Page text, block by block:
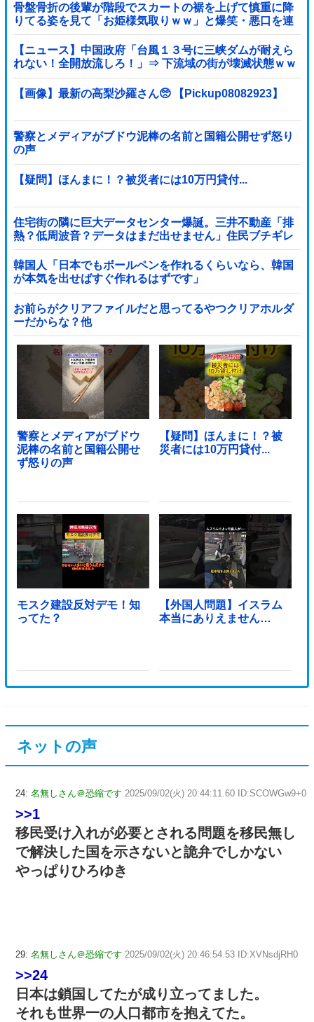
骨盤骨折の後輩が階段でスカートの裾を上げて慎重に降
りてる姿を見て「お姫様気取りｗｗ」と爆笑・悪口を連
発する社内彼女！事故背景を知りながらマウントと嫉妬
で嘲笑する性根の汚さに一気に冷めた・・・
【ニュース】中国政府「台風１３号に三峡ダムが耐えら
れない！全開放流しろ！」⇒ 下流域の街が壊滅状態ｗｗ
ｗｗｗ
【画像】最新の高梨沙羅さん🥺 【Pickup08082923】
警察とメディアがブドウ泥棒の名前と国籍公開せず怒り
の声
【疑問】ほんまに！？被災者には10万円貸付...
住宅街の隣に巨大データセンター爆誕。三井不動産「排
熱？低周波音？データはまだ出せません」住民ブチギレ
韓国人「日本でもボールペンを作れるくらいなら、韓国
が本気を出せばすぐ作れるはずです」
お前らがクリアファイルだと思ってるやつクリアホルダ
ーだからな？他
警察とメディアがブドウ
泥棒の名前と国籍公開せ
ず怒りの声
【疑問】ほんまに！？被
災者には10万円貸付...
モスク建設反対デモ！知
ってた？
【外国人問題】イスラム
本当にありえません…
ネットの声
24: 名無しさん＠恐縮です 2025/09/02(火) 20:44:11.60 ID:SCOWGw9+0
>>1
移民受け入れが必要とされる問題を移民無し
で解決した国を示さないと詭弁でしかない
やっぱりひろゆき
29: 名無しさん＠恐縮です 2025/09/02(火) 20:46:54.53 ID:XVNsdjRH0
>>24
日本は鎖国してたが成り立ってました。
それも世界一の人口都市を抱えてた。